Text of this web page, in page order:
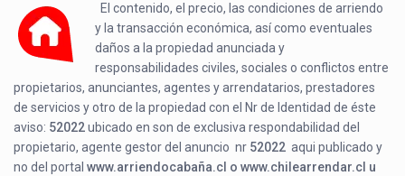
El contenido, el precio, las condiciones de arriendo
y la transacción económica, así como eventuales
daños a la propiedad anunciada y
responsabilidades civiles, sociales o conflictos entre
propietarios, anunciantes, agentes y arrendatarios, prestadores
de servicios y otro de la propiedad con el Nr de Identidad de éste
aviso: 52022ubicado enson de exclusiva respondabilidad del
propietario, agente gestor del anuncio nr 52022 aqui publicado y
no del portalwww.arriendocabaña.cl o www.chilearrendar.cl u